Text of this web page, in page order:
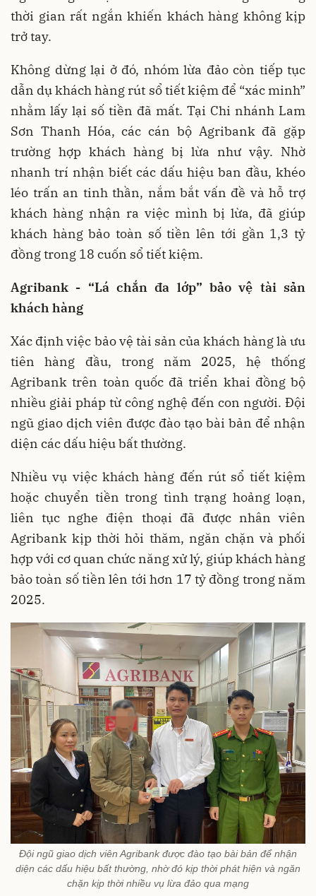
thời gian rất ngắn khiến khách hàng không kịp
trở tay.
Không dừng lại ở đó, nhóm lừa đảo còn tiếp tục
dẫn dụ khách hàng rút sổ tiết kiệm để “xác minh”
nhằm lấy lại số tiền đã mất. Tại Chi nhánh Lam
Sơn Thanh Hóa, các cán bộ Agribank đã gặp
trường hợp khách hàng bị lừa như vậy. Nhờ
nhanh trí nhận biết các dấu hiệu ban đầu, khéo
léo trấn an tinh thần, nắm bắt vấn đề và hỗ trợ
khách hàng nhận ra việc mình bị lừa, đã giúp
khách hàng bảo toàn số tiền lên tới gần 1,3 tỷ
đồng trong 18 cuốn sổ tiết kiệm.
Agribank - “Lá chắn đa lớp” bảo vệ tài sản
khách hàng
Xác định việc bảo vệ tài sản của khách hàng là ưu
tiên hàng đầu, trong năm 2025, hệ thống
Agribank trên toàn quốc đã triển khai đồng bộ
nhiều giải pháp từ công nghệ đến con người. Đội
ngũ giao dịch viên được đào tạo bài bản để nhận
diện các dấu hiệu bất thường.
Nhiều vụ việc khách hàng đến rút sổ tiết kiệm
hoặc chuyển tiền trong tình trạng hoảng loạn,
liên tục nghe điện thoại đã được nhân viên
Agribank kịp thời hỏi thăm, ngăn chặn và phối
hợp với cơ quan chức năng xử lý, giúp khách hàng
bảo toàn số tiền lên tới hơn 17 tỷ đồng trong năm
2025.
Đội ngũ giao dịch viên Agribank được đào tạo bài bản để nhận
diện các dấu hiệu bất thường, nhờ đó kịp thời phát hiện và ngăn
chặn kịp thời nhiều vụ lừa đảo qua mạng